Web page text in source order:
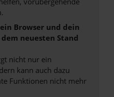
Browser und dein
neuesten Stand
nicht nur ein
kann auch dazu
Funktionen nicht mehr